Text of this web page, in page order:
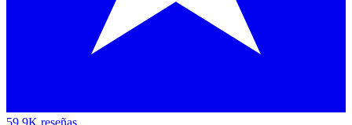
59.9K reseñas